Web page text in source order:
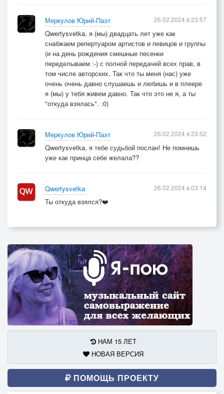
Меркулов Юрий-Паэт
Qwertysvetka, я (мы) двадцать лет уже как
снабжаем репертуаром артистов и певицов и группы
(и на день рождения смешные песенки
переделываем :-) с полной передачей всех прав, в
том числе авторских. Так что ты меня (нас) уже
очень очень давно слушаешь и любишь и в плеере
я (мы) у тебя живем давно. Так что это не я, а ты
"откуда взялась". :0)
26.02.2024 в 23:57
Меркулов Юрий-Паэт
Qwertysvetka, я тебе судьбой послан! Не помнишь
уже как принца себе желала??
26.02.2024 в 23:52
Qwertysvetka
Ты откуда взялся?❤️
26.02.2024 в 03:14
НАМ 15 ЛЕТ
НОВАЯ ВЕРСИЯ
ПОМОЩЬ ПРОЕКТУ